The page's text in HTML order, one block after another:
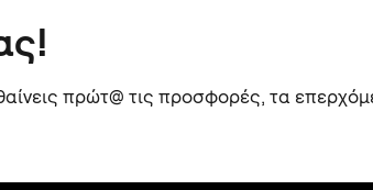
πρώτ@ τις προσφορές, τα